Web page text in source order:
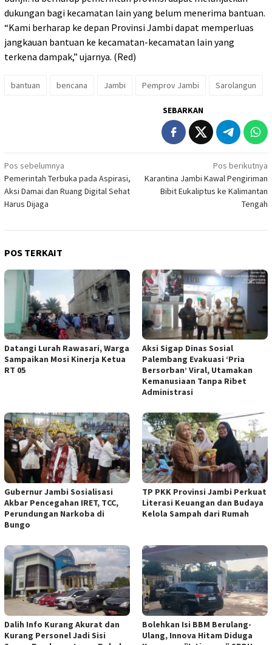
dukungan bagi kecamatan lain yang belum menerima bantuan.
“Kami berharap ke depan Provinsi Jambi dapat memperluas
jangkauan bantuan ke kecamatan-kecamatan lain yang
terkena dampak,” ujarnya. (Red)
bantuan bencana Jambi Pemprov Jambi Sarolangun
SEBARKAN
Navigasi
pos
Pos sebelumnya
Pemerintah Terbuka pada Aspirasi,
Aksi Damai dan Ruang Digital Sehat
Harus Dijaga
Pos berikutnya
Karantina Jambi Kawal Pengiriman
Bibit Eukaliptus ke Kalimantan
Tengah
POS TERKAIT
Datangi Lurah Rawasari, Warga
Sampaikan Mosi Kinerja Ketua
RT 05
Aksi Sigap Dinas Sosial
Palembang Evakuasi ‘Pria
Bersorban’ Viral, Utamakan
Kemanusiaan Tanpa Ribet
Administrasi
Gubernur Jambi Sosialisasi
Akbar Pencegahan IRET, TCC,
Perundungan Narkoba di
Bungo
TP PKK Provinsi Jambi Perkuat
Literasi Keuangan dan Budaya
Kelola Sampah dari Rumah
Dalih Info Kurang Akurat dan
Kurang Personel Jadi Sisi
Bolehkan Isi BBM Berulang-
Ulang, Innova Hitam Diduga